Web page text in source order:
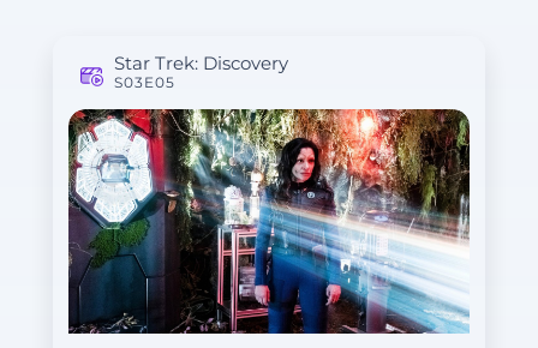
Star Trek: Discovery
S03E05